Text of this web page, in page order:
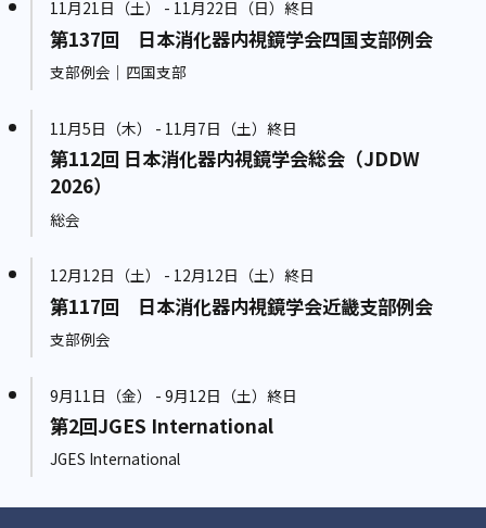
11月21日（土） - 11月22日（日）終日
第137回 日本消化器内視鏡学会四国支部例会
支部例会｜四国支部
11月5日（木） - 11月7日（土）終日
第112回 日本消化器内視鏡学会総会（JDDW
2026）
総会
12月12日（土） - 12月12日（土）終日
第117回 日本消化器内視鏡学会近畿支部例会
支部例会
9月11日（金） - 9月12日（土）終日
第2回JGES International
JGES International